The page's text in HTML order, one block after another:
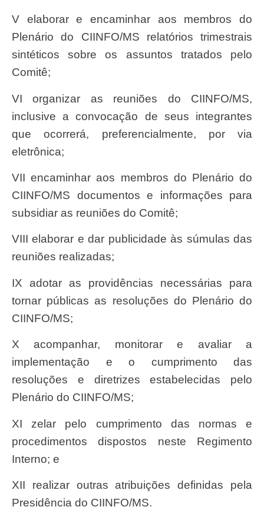
V elaborar e encaminhar aos membros do
Plenário do CIINFO/MS relatórios trimestrais
sintéticos sobre os assuntos tratados pelo
Comitê;
VI organizar as reuniões do CIINFO/MS,
inclusive a convocação de seus integrantes
que ocorrerá, preferencialmente, por via
eletrônica;
VII encaminhar aos membros do Plenário do
CIINFO/MS documentos e informações para
subsidiar as reuniões do Comitê;
VIII elaborar e dar publicidade às súmulas das
reuniões realizadas;
IX adotar as providências necessárias para
tornar públicas as resoluções do Plenário do
CIINFO/MS;
X acompanhar, monitorar e avaliar a
implementação e o cumprimento das
resoluções e diretrizes estabelecidas pelo
Plenário do CIINFO/MS;
XI zelar pelo cumprimento das normas e
procedimentos dispostos neste Regimento
Interno; e
XII realizar outras atribuições definidas pela
Presidência do CIINFO/MS.